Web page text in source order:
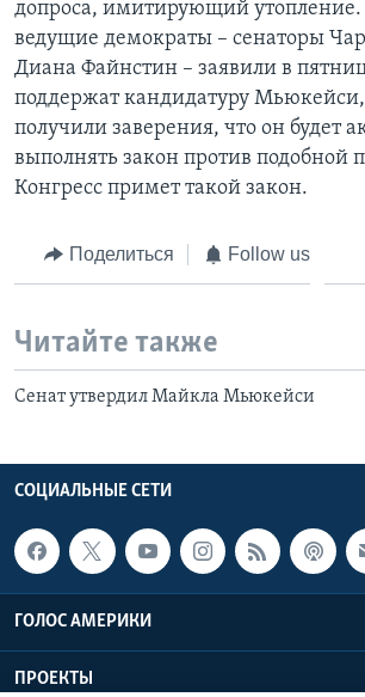
допроса, имитирующий
ведущие демократы – сенаторы
Диана Файнстин – заявили в
поддержат кандидатуру Мьюкейси,
получили заверения, что он будет
выполнять закон против подобной
Конгресс примет такой закон.
Поделиться Follow us
Читайте также
Сенат утвердил Майкла Мьюкейси
СОЦИАЛЬНЫЕ СЕТИ
ГОЛОС АМЕРИКИ
ПРОЕКТЫ